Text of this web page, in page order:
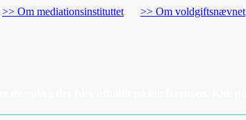
>> Om mediationsinstituttet >> Om voldgiftsnævnet